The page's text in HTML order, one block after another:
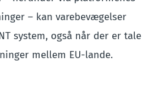
– kan varebevægelser
system, også når der er tale
mellem EU-lande.